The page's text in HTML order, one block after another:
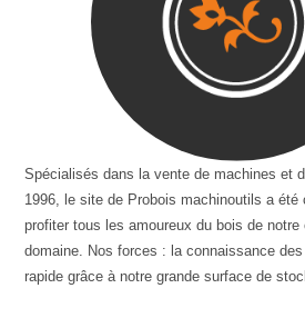
Spécialisés dans la vente de machines et
1996, le site de Probois machinoutils a été
profiter tous les amoureux du bois de notre
domaine. Nos forces : la connaissance
rapide grâce à notre grande surface de